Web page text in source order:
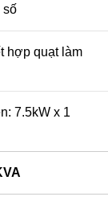
số
hợp quạt làm
7.5kW x 1